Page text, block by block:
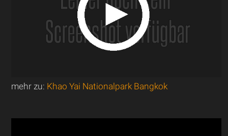
mehr zu: Khao Yai Nationalpark Bangkok